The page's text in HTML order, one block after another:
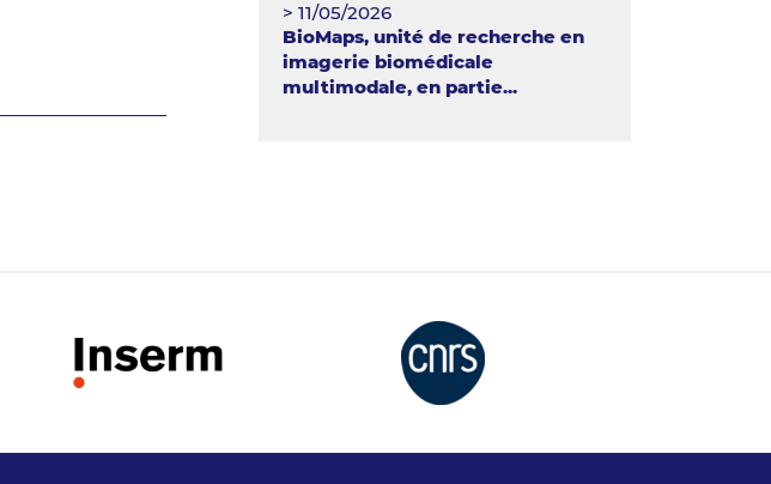
> 11/05/2026
BioMaps, unité de recherche en
imagerie biomédicale
multimodale, en partie...